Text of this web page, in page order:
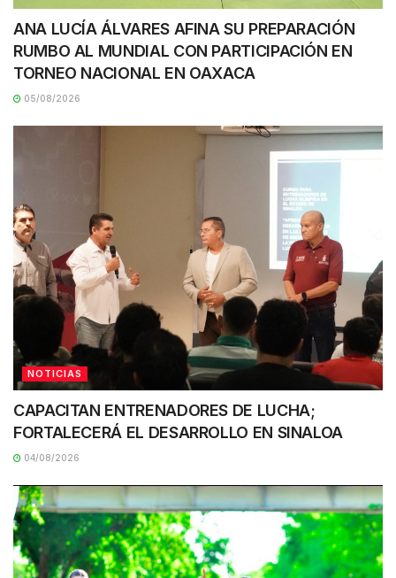
ANA LUCÍA ÁLVARES AFINA SU PREPARACIÓN
RUMBO AL MUNDIAL CON PARTICIPACIÓN EN
TORNEO NACIONAL EN OAXACA
05/08/2026
NOTICIAS
CAPACITAN ENTRENADORES DE LUCHA;
FORTALECERÁ EL DESARROLLO EN SINALOA
04/08/2026